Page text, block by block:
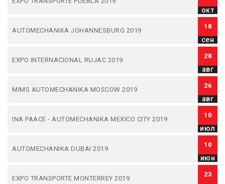
окт
AUTOMECHANIKA JOHANNESBURG 2019
18
сен
EXPO INTERNACIONAL RUJAC 2019
28
авг
MIMS AUTOMECHANIKA MOSCOW 2019
26
авг
INA PAACE - AUTOMECHANIKA MEXICO CITY 2019
10
июл
AUTOMECHANIKA DUBAI 2019
10
июн
EXPO TRANSPORTE MONTERREY 2019
23